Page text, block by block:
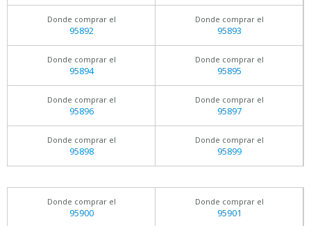
Donde comprar el
95892
Donde comprar el
95893
Donde comprar el
95894
Donde comprar el
95895
Donde comprar el
95896
Donde comprar el
95897
Donde comprar el
95898
Donde comprar el
95899
Donde comprar el
95900
Donde comprar el
95901